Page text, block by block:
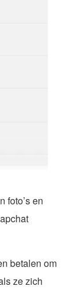
foto’s en
betalen om
ze zich